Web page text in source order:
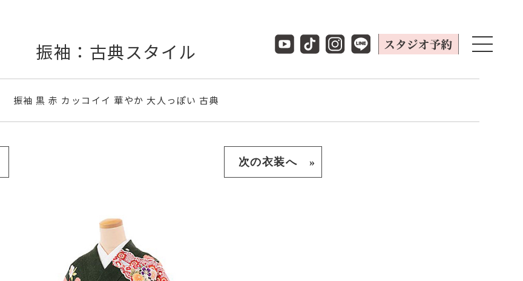
振袖：古典スタイル
振袖 黒 赤 カッコイイ 華やか 大人っぽい 古典
次の衣装へ »